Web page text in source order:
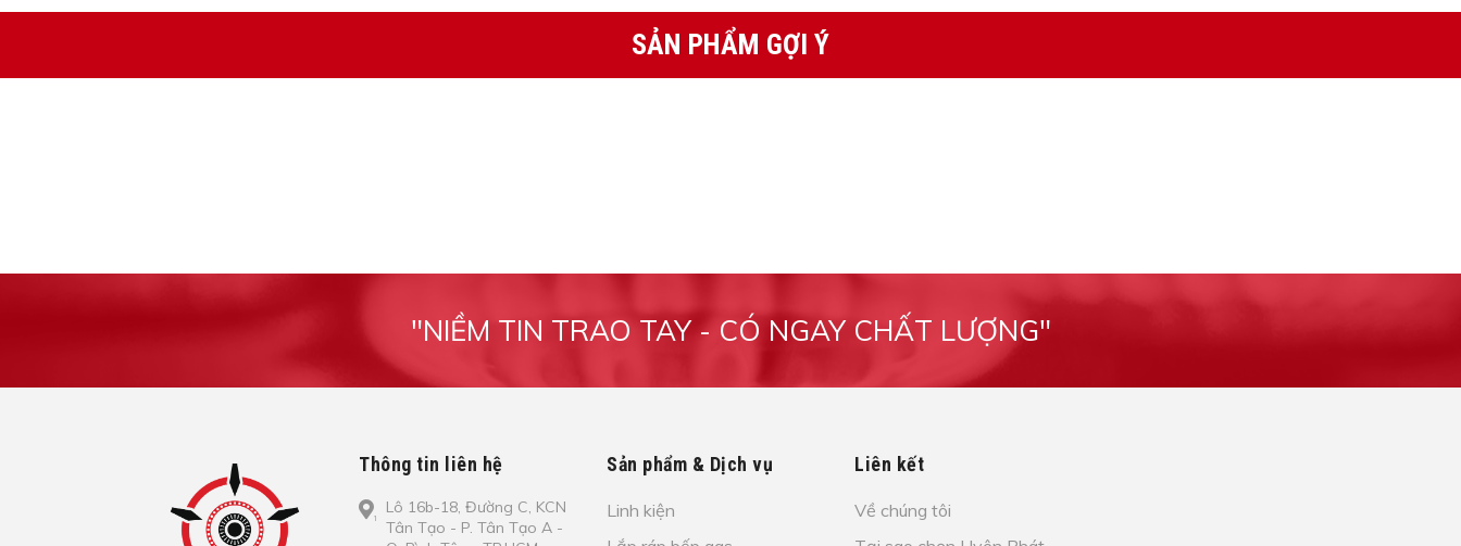
SẢN PHẨM GỢI Ý
"NIỀM TIN TRAO TAY - CÓ NGAY CHẤT LƯỢNG"
Thông tin liên hệ
Lô​ 16b-18, Đ​ư​ờ​ng C, KCN
Tâ​n Tạo​ - P. Tâ​n Tạo​ A -
Sản phẩm & Dịch vụ
Linh kiện
Liên kết
Về chúng tôi